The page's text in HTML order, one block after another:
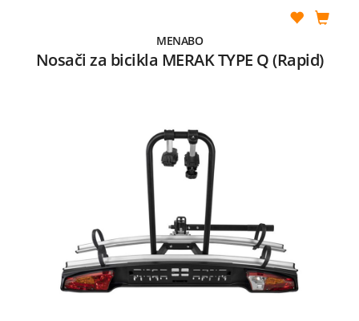
MENABO
Nosači za bicikla MERAK TYPE Q (Rapid)